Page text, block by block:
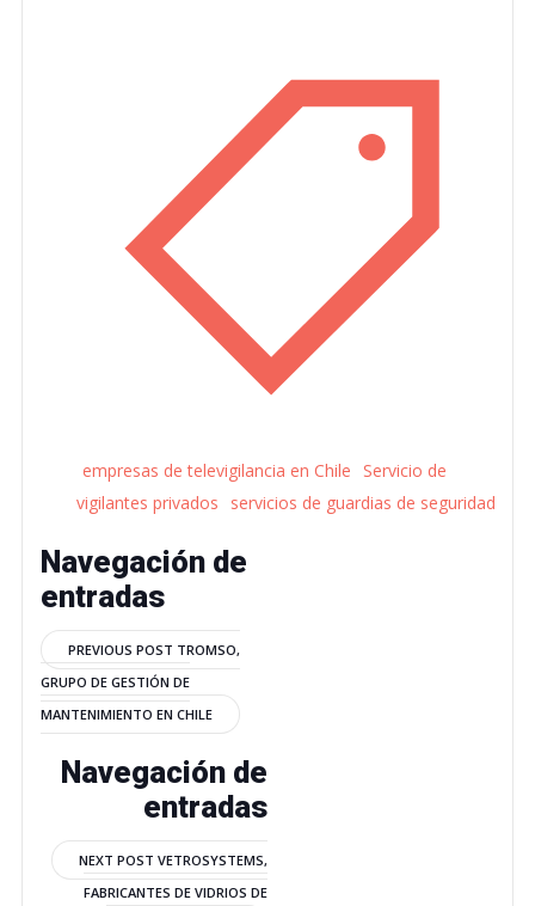
empresas de televigilancia en Chile
Servicio de
vigilantes privados
servicios de guardias de seguridad
Navegación de
entradas
PREVIOUS POST TROMSO,
GRUPO DE GESTIÓN DE
MANTENIMIENTO EN CHILE
Navegación de
entradas
NEXT POST VETROSYSTEMS,
FABRICANTES DE VIDRIOS DE